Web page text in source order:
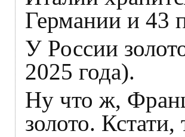
Германии и 43
У России
2025 года).
Ну что ж,
золото.